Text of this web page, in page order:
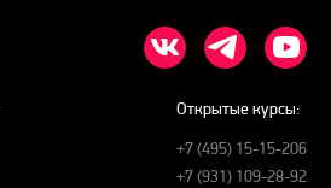
Открытые курсы:
+7 (495) 15-15-206
+7 (931) 109-28-92